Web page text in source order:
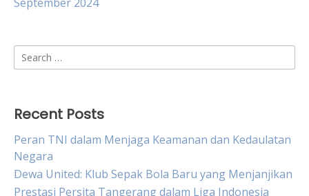
Search
for:
Recent Posts
Peran TNI dalam Menjaga Keamanan dan Kedaulatan
Negara
Dewa United: Klub Sepak Bola Baru yang Menjanjikan
Prestasi Persita Tangerang dalam Liga Indonesia